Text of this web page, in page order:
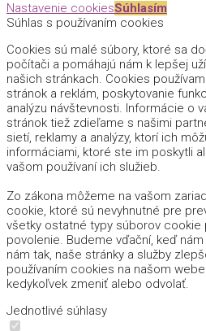
Nastavenie cookiesSúhlasím
Súhlas s používaním cookies
Cookies sú malé súbory, ktoré sa
počítači a pomáhajú nám k lepšej
našich stránkach. Cookies
stránok a reklám, poskytovanie
analýzu návštevnosti. Informácie o
stránok tiež zdieľame s našimi
sietí, reklamy a analýzy, ktorí ich
informáciami, ktoré ste im poskytli
vašom používaní ich služieb.
Zo zákona môžeme na vašom
cookie, ktoré sú nevyhnutné pre
všetky ostatné typy súborov cookie
povolenie. Budeme vďační, keď
nám tak, naše stránky a služby
používaním cookies na našom
kedykoľvek zmeniť alebo odvolať.
Jednotlivé súhlasy